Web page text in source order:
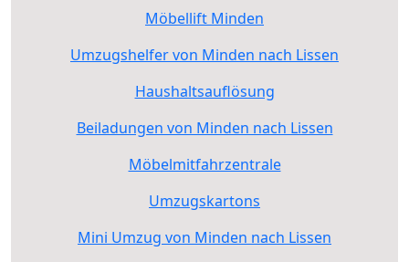
Möbellift Minden
Umzugshelfer von Minden nach Lissen
Haushaltsauflösung
Beiladungen von Minden nach Lissen
Möbelmitfahrzentrale
Umzugskartons
Mini Umzug von Minden nach Lissen